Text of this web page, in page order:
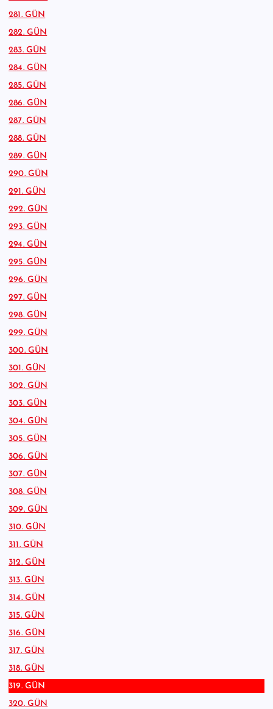
281. GÜN
282. GÜN
283. GÜN
284. GÜN
285. GÜN
286. GÜN
287. GÜN
288. GÜN
289. GÜN
290. GÜN
291. GÜN
292. GÜN
293. GÜN
294. GÜN
295. GÜN
296. GÜN
297. GÜN
298. GÜN
299. GÜN
300. GÜN
301. GÜN
302. GÜN
303. GÜN
304. GÜN
305. GÜN
306. GÜN
307. GÜN
308. GÜN
309. GÜN
310. GÜN
311. GÜN
312. GÜN
313. GÜN
314. GÜN
315. GÜN
316. GÜN
317. GÜN
318. GÜN
319. GÜN
320. GÜN